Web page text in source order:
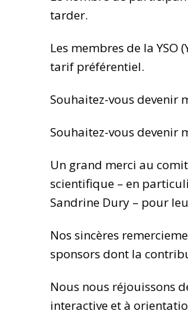
tarder.
Les membres de la YSO
tarif préférentiel.
Souhaitez-vous devenir
Souhaitez-vous devenir
Un grand merci au
scientifique – en
Sandrine Dury – pour
Nos sincères
sponsors dont la
Nous nous réjouissons
interactive et à